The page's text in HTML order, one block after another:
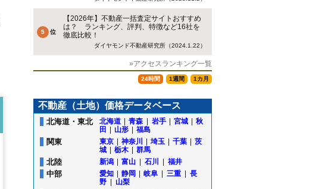
【2026年】不動産一括査定サイトおすすめ
は？ ランキング、評判、特徴など16社を
徹底比較！
ダイヤモンド不動産研究所（2024.1.22）
»アクセスランキング一覧
24時間 1週間 1カ月
不動産（土地）価格データベース
北海道・東北 北海道 青森 岩手 宮城
秋
田
山形 福島
関東 東京 神奈川 埼玉 千葉
茨
城
栃木 群馬
北陸 新潟 富山 石川 福井
中部 愛知 静岡 岐阜 三重
長
野
山梨